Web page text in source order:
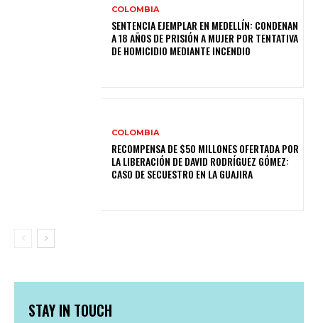
COLOMBIA
SENTENCIA EJEMPLAR EN MEDELLÍN: CONDENAN
A 18 AÑOS DE PRISIÓN A MUJER POR TENTATIVA
DE HOMICIDIO MEDIANTE INCENDIO
COLOMBIA
RECOMPENSA DE $50 MILLONES OFERTADA POR
LA LIBERACIÓN DE DAVID RODRÍGUEZ GÓMEZ:
CASO DE SECUESTRO EN LA GUAJIRA
STAY IN TOUCH